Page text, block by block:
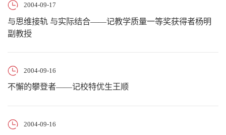
2004-09-17
与思维接轨 与实际结合——记教学质量一等奖获得者杨明
副教授
2004-09-16
不懈的攀登者——记校特优生王顺
2004-09-16